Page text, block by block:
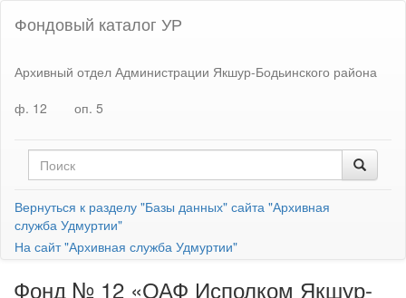
Фондовый каталог УР
Архивный отдел Администрации Якшур-Бодьинского района
ф. 12
оп. 5
Вернуться к разделу "Базы данных" сайта "Архивная
служба Удмуртии"
На сайт "Архивная служба Удмуртии"
Фонд № 12 «ОАФ Исполком Якшур-